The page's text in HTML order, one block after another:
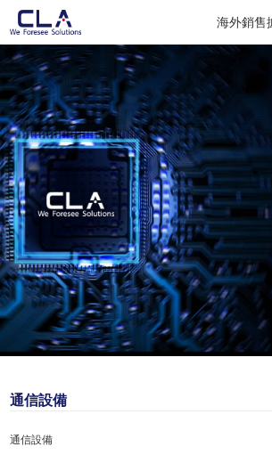
海外銷售
通信設備
通信設備